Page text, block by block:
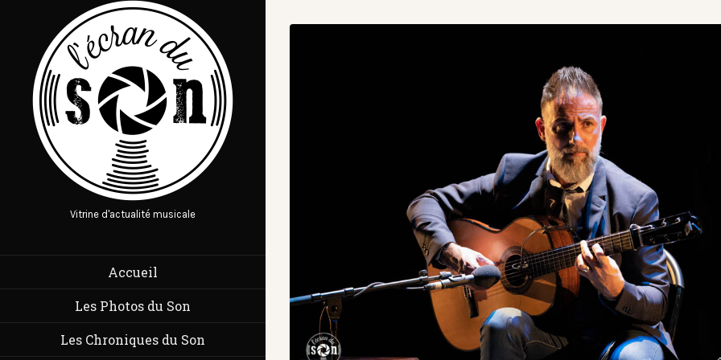
Vitrine d'actualité musicale
Accueil
Les Photos du Son
Les Chroniques du Son